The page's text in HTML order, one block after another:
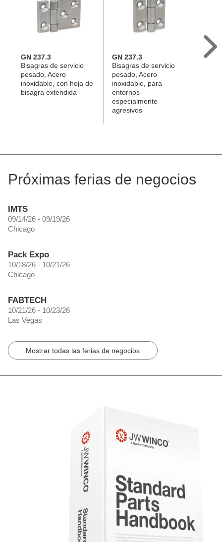
GN 237.3
Bisagras de servicio
pesado, Acero
inoxidable, con hoja de
bisagra extendida
GN 237.3
Bisagras de servicio
pesado, Acero
inoxidable, para
entornos
especialmente
agresivos
GN
Próximas ferias de negocios
IMTS
09/14/26 - 09/19/26
Chicago
Pack Expo
10/18/26 - 10/21/26
Chicago
FABTECH
10/21/26 - 10/23/26
Las Vegas
Mostrar todas las ferias de negocios